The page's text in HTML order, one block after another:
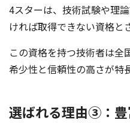
4スターは、技術試験や理
ければ取得できない資格と
この資格を持つ技術者は全
希少性と信頼性の高さが特
選ばれる理由③：